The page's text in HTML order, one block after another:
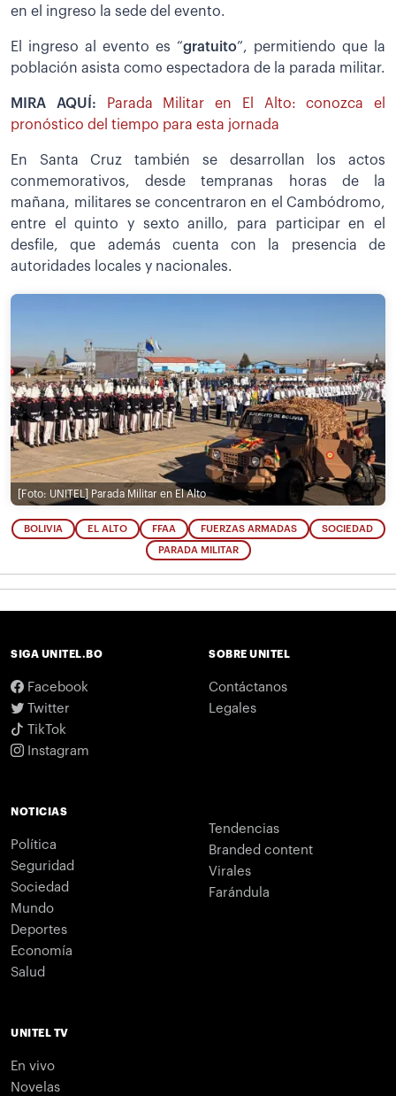
en el ingreso la sede del evento.
El ingreso al evento es “gratuito”, permitiendo que la
población asista como espectadora de la parada militar.
MIRA AQUÍ:
Parada Militar en El Alto: conozca el
pronóstico del tiempo para esta jornada
En Santa Cruz también se desarrollan los actos
conmemorativos, desde tempranas horas de la
mañana, militares se concentraron en el Cambódromo,
entre el quinto y sexto anillo, para participar en el
desfile, que además cuenta con la presencia de
autoridades locales y nacionales.
[Foto: UNITEL] Parada Militar en El Alto
BOLIVIA EL ALTO FFAA FUERZAS ARMADAS SOCIEDAD
PARADA MILITAR
SIGA UNITEL.BO
Facebook
Twitter
TikTok
Instagram
SOBRE UNITEL
Contáctanos
Legales
NOTICIAS
Política
Seguridad
Sociedad
Mundo
Deportes
Economía
Salud
Tendencias
Branded content
Virales
Farándula
UNITEL TV
En vivo
Novelas